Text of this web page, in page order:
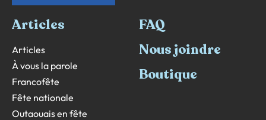
Articles
Articles
À vous la parole
Francofête
Fête nationale
Outaouais en fête
FAQ
Nous joindre
Boutique